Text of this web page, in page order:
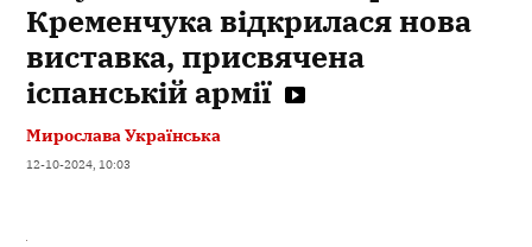
Кременчука відкрилася нова
виставка, присвячена
іспанській армії
Мирослава Українська
12-10-2024, 10:03